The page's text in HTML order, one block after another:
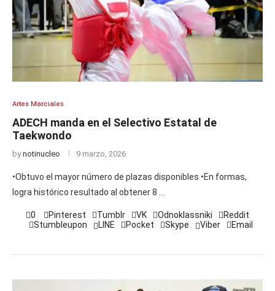
Artes Marciales
ADECH manda en el Selectivo Estatal de
Taekwondo
bynotinucleo 9 marzo, 2026
•Obtuvo el mayor número de plazas disponibles •En formas,
logra histórico resultado al obtener 8 …
0 Pinterest Tumblr VK Odnoklassniki
Reddit
Stumbleupon
LINE Pocket Skype Viber Email